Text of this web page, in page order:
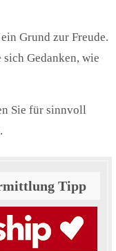
Grund zur Freude.
Gedanken, wie
Sie für sinnvoll
Tipp